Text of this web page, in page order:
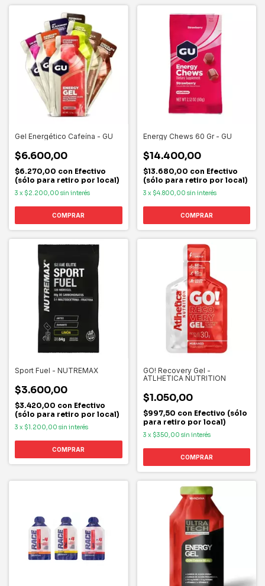
Gel Energético Cafeína - GU
$6.600,00
$6.270,00 con Efectivo
(sólo para retiro por local)
3 x $2.200,00 sin interés
COMPRAR
Energy Chews 60 Gr - GU
$14.400,00
$13.680,00 con Efectivo
(sólo para retiro por local)
3 x $4.800,00 sin interés
COMPRAR
Sport Fuel - NUTREMAX
$3.600,00
$3.420,00 con Efectivo
(sólo para retiro por local)
3 x $1.200,00 sin interés
COMPRAR
GO! Recovery Gel -
ATLHETICA NUTRITION
$1.050,00
$997,50 con Efectivo (sólo
para retiro por local)
3 x $350,00 sin interés